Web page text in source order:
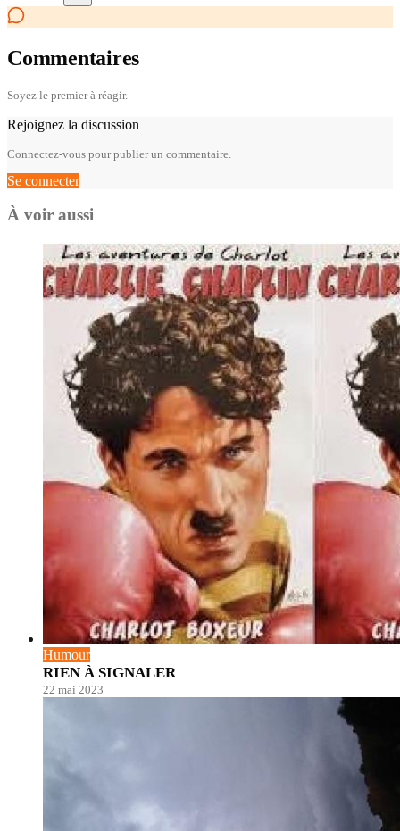
Commentaires
Soyez le premier à réagir.
Rejoignez la discussion
Connectez-vous pour publier un commentaire.
Se connecter
À voir aussi
Humour
RIEN À SIGNALER
22 mai 2023